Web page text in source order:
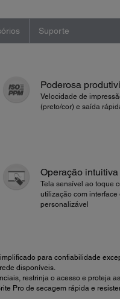
abre
na
mesma
página.
Suporte
Poderosa
Velocidade de
(preto/cor) e saída
Operação intuitiva
Tela sensível ao toque
utilização com interface
personalizável
para confiabilidade
disponíveis.
restrinja o acesso e proteja
Pro de secagem rápida e